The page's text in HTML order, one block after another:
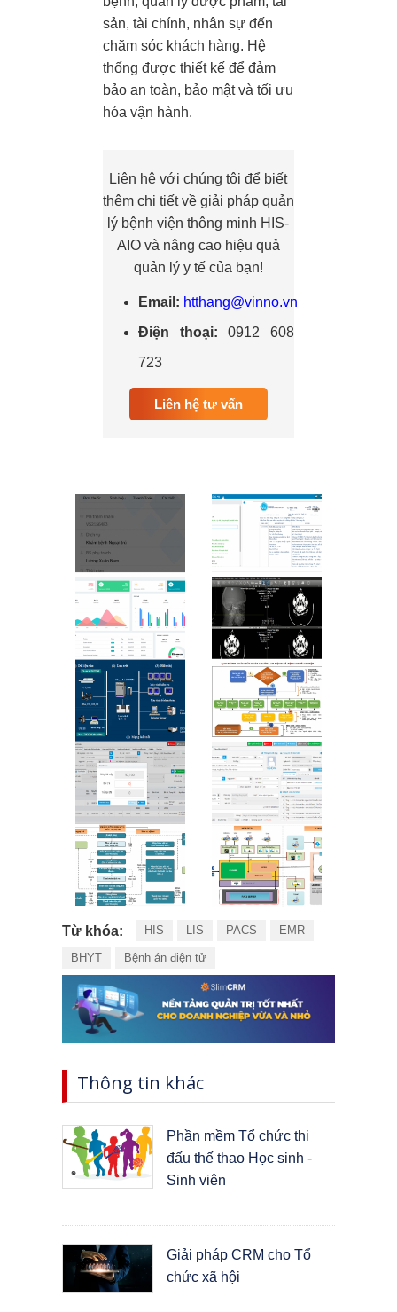
sản, tài chính, nhân sự đến
chăm sóc khách hàng. Hệ
thống được thiết kế để đảm
bảo an toàn, bảo mật và tối ưu
hóa vận hành.
Liên hệ với chúng tôi để biết
thêm chi tiết về giải pháp quản
lý bệnh viện thông minh HIS-
AIO và nâng cao hiệu quả
quản lý y tế của bạn!
Email: htthang@vinno.vn
Điện thoại: 0912 608
723
Liên hệ tư vấn
Từ khóa: HIS LIS PACS EMR
BHYT Bệnh án điện tử
Thông tin khác
Phần mềm Tổ chức thi
đấu thế thao Học sinh -
Sinh viên
Giải pháp CRM cho Tổ
chức xã hội